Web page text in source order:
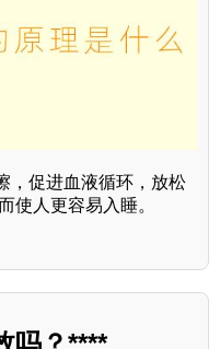
，促进血液循环，放松
使人更容易入睡。
吗？****